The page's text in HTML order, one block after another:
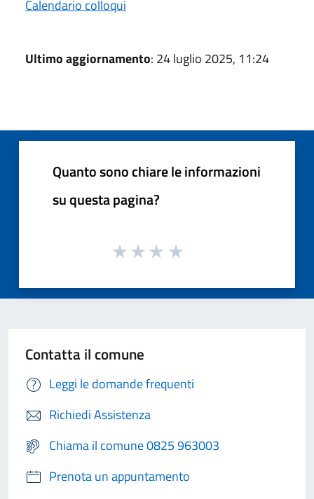
Calendario colloqui
Ultimo aggiornamento: 24 luglio 2025, 11:24
Quanto sono chiare le informazioni
su questa pagina?
Contatta il comune
Leggi le domande frequenti
Richiedi Assistenza
Chiama il comune 0825 963003
Prenota un appuntamento